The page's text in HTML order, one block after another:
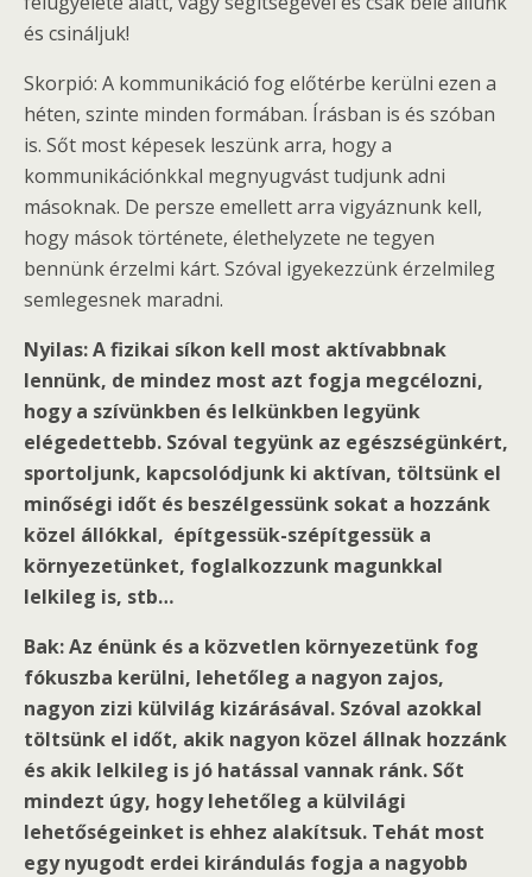
és csináljuk!
Skorpió: A kommunikáció fog előtérbe kerülni ezen a
héten, szinte minden formában. Írásban is és szóban
is. Sőt most képesek leszünk arra, hogy a
kommunikációnkkal megnyugvást tudjunk adni
másoknak. De persze emellett arra vigyáznunk kell,
hogy mások története, élethelyzete ne tegyen
bennünk érzelmi kárt. Szóval igyekezzünk érzelmileg
semlegesnek maradni.
Nyilas: A fizikai síkon kell most aktívabbnak
lennünk, de mindez most azt fogja megcélozni,
hogy a szívünkben és lelkünkben legyünk
elégedettebb. Szóval tegyünk az egészségünkért,
sportoljunk, kapcsolódjunk ki aktívan, töltsünk el
minőségi időt és beszélgessünk sokat a hozzánk
közel állókkal, építgessük-szépítgessük a
környezetünket, foglalkozzunk magunkkal
lelkileg is, stb…
Bak: Az énünk és a közvetlen környezetünk fog
fókuszba kerülni, lehetőleg a nagyon zajos,
nagyon zizi külvilág kizárásával. Szóval azokkal
töltsünk el időt, akik nagyon közel állnak hozzánk
és akik lelkileg is jó hatással vannak ránk. Sőt
mindezt úgy, hogy lehetőleg a külvilági
lehetőségeinket is ehhez alakítsuk. Tehát most
egy nyugodt erdei kirándulás fogja a nagyobb